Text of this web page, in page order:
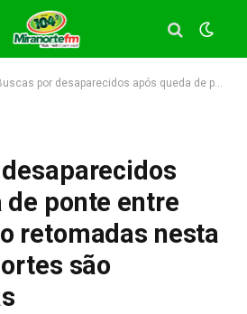
por desaparecidos após queda de ponte entre MA e TO são retomadas nesta quarta; 4 mortes são confirmadas
de ponte entre
retomadas nesta
são